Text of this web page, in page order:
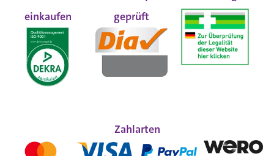
einkaufen
geprüft
Zahlarten